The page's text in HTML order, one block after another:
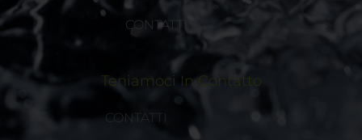
CONTATTI
Teniamoci In Contatto
CONTATTI